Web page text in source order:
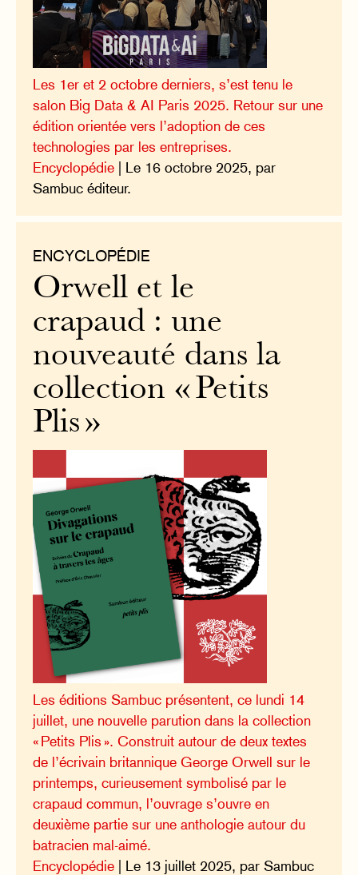
Les 1er et 2 octobre derniers, s’est tenu le
salon Big Data & AI Paris 2025. Retour sur une
édition orientée vers l’adoption de ces
technologies par les entreprises.
Encyclopédie | Le 16 octobre 2025, par
Sambuc éditeur.
ENCYCLOPÉDIE
Orwell et le
crapaud : une
nouveauté dans la
collection « Petits
Plis »
Les éditions Sambuc présentent, ce lundi 14
juillet, une nouvelle parution dans la collection
« Petits Plis ». Construit autour de deux textes
de l’écrivain britannique George Orwell sur le
printemps, curieusement symbolisé par le
crapaud commun, l’ouvrage s’ouvre en
deuxième partie sur une anthologie autour du
batracien mal-aimé.
Encyclopédie | Le 13 juillet 2025, par Sambuc